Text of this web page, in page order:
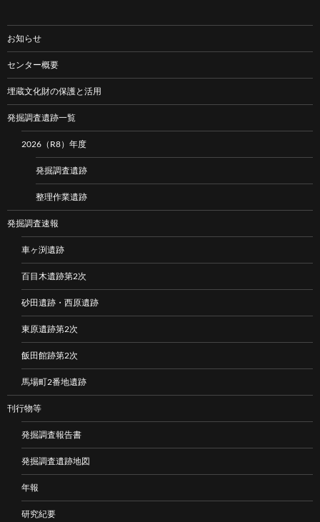
お知らせ
センター概要
埋蔵文化財の保護と活用
発掘調査遺跡一覧
2026（R8）年度
発掘調査遺跡
整理作業遺跡
発掘調査速報
車ヶ渕遺跡
百目木遺跡第2次
砂田遺跡・西原遺跡
東原遺跡第2次
飯田館跡第2次
馬場町2番地遺跡
刊行物等
発掘調査報告書
発掘調査遺跡地図
年報
研究紀要